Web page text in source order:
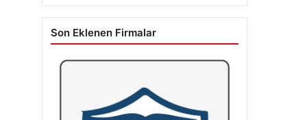
Son Eklenen Firmalar